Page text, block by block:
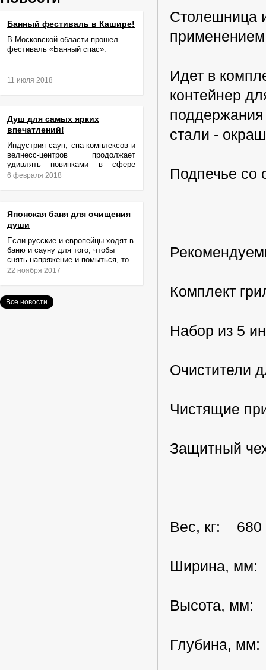
Столешница
применением
Идет в
контейнер
стали -
Подпечье со
Комплект
Набор из 5
Очистители
Чистящие
Защитный
Вес, кг: 680
Ширина,
Высота, мм:
Глубина,
Банный фестиваль в Кашире!
В Московской области прошел
фестиваль «Банный спас».
11 июля 2018
Душ для самых ярких
впечатлений!
Индустрия саун, спа-комплексов и
велнесс-центров продолжает
удивлять новинками в сфере
релаксации и ухода за телом.
6 февраля 2018
Японская баня для очищения
души
Если русские и европейцы ходят в
баню и сауну для того, чтобы
снять напряжение и помыться, то
жители Японии идут туда за
22 ноября 2017
Все новости